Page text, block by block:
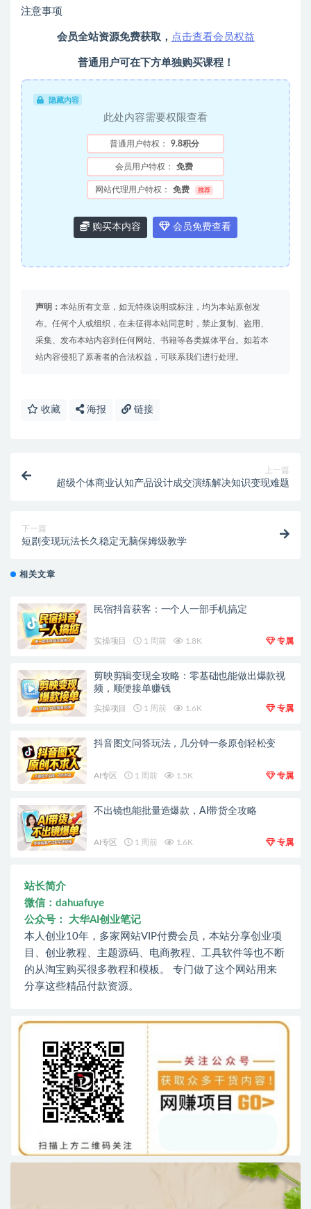
注意事项
会员全站资源免费获取， 点击查看会员权益
普通用户可在下方单独购买课程！
隐藏内容
此处内容需要权限查看
普通用户特权： 9.8积分
会员用户特权： 免费
网站代理用户特权： 免费 推荐
购买本内容 会员免费查看
声明： 本站所有文章，如无特殊说明或标注，均为本站原创发
布。任何个人或组织，在未征得本站同意时，禁止复制、盗用、
采集、发布本站内容到任何网站、书籍等各类媒体平台。如若本
站内容侵犯了原著者的合法权益，可联系我们进行处理。
收藏 海报 链接
上一篇
超级个体商业认知产品设计成交演练解决知识变现难题
下一篇
短剧变现玩法长久稳定无脑保姆级教学
相关文章
民宿抖音获客：一个人一部手机搞定
实操项目 1 周前 1.8K 专属
剪映剪辑变现全攻略：零基础也能做出爆款视
频，顺便接单赚钱
实操项目 1 周前 1.6K 专属
抖音图文问答玩法，几分钟一条原创轻松变
AI专区 1 周前 1.5K 专属
不出镜也能批量造爆款，AI带货全攻略
AI专区 1 周前 1.6K 专属
站长简介
微信：dahuafuye
公众号： 大华AI创业笔记
本人创业10年，多家网站VIP付费会员，本站分享创业项
目、创业教程、主题源码、电商教程、工具软件等也不断
的从淘宝购买很多教程和模板。 专门做了这个网站用来
分享这些精品付款资源。